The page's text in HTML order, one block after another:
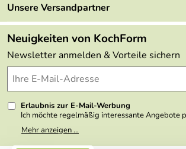
Retourenportal
FAQs
Lieferbedingungen
Delivery Terms
Kundenlogin
Angebote
Made in Germany
Themen
Wir über uns
Presse
Unsere Versandpartner
Neuigkeiten von KochForm
Newsletter anmelden & Vorteile sichern
Erlaubnis zur E-Mail-Werbung
Ich möchte regelmäßig interessante Angebote
Meine E-Mail-Adresse wird nicht an andere
weitergegeben. Zu statistischen Zwecken wird
Mehr anzeigen ...